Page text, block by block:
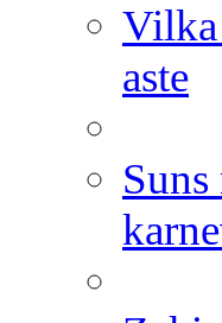
Vilka
aste
Suns